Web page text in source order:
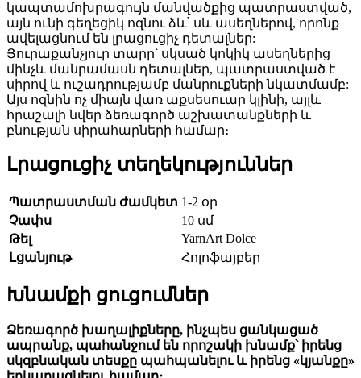
կապտամոխրագույն մանվածքից պատրաստված,
այն ունի գեղեցիկ ոզնու ձև՝ սև ասեղներով, որոնք
ավելացնում են լրացուցիչ դետալներ:
Յուրաքանչյուր տարր՝ սկսած կոկիկ ասեղներից
մինչև մանրամասն դետալներ, պատրաստված է
սիրով և ուշադրությամբ մանրուքների նկատմամբ:
Այս ոզնին ոչ միայն վառ աքսեսուար կլինի, այլև
հրաշալի նվեր ձեռագործ աշխատանքների և
բնության սիրահարների համար։
Լրացուցիչ տեղեկություններ
Պատրաստման ժամկետ 1-2 օր
Չափս
10 սմ
Թել
YarnArt Dolce
Լցանյութ
Հոլոֆայբեր
Խնամքի ցուցումներ
Ձեռագործ խաղալիքները, ինչպես ցանկացած
ապրանք, պահանջում են որոշակի խնամք՝ իրենց
սկզբնական տեսքը պահպանելու և իրենց «կյանքը»